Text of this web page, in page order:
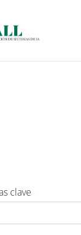
clave